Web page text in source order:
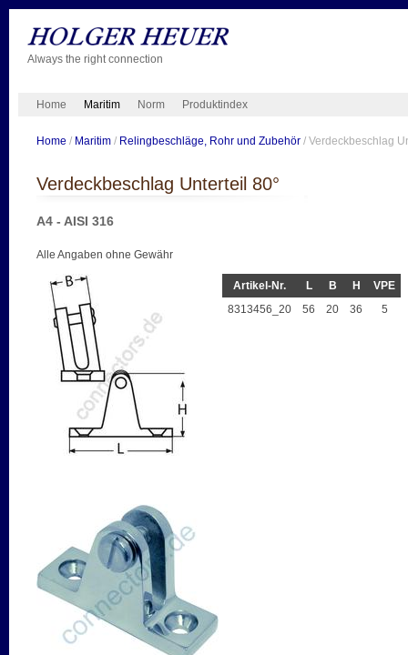
Always the right connection
Home Maritim Norm Produktindex
Home / Maritim/ Relingbeschläge, Rohr und Zubehör/ Verdeckbeschlag
Verdeckbeschlag Unterteil 80°
A4 - AISI 316
Alle Angaben ohne Gewähr
Artikel-Nr. L B H
VPE
8313456_20
56 20 36 5